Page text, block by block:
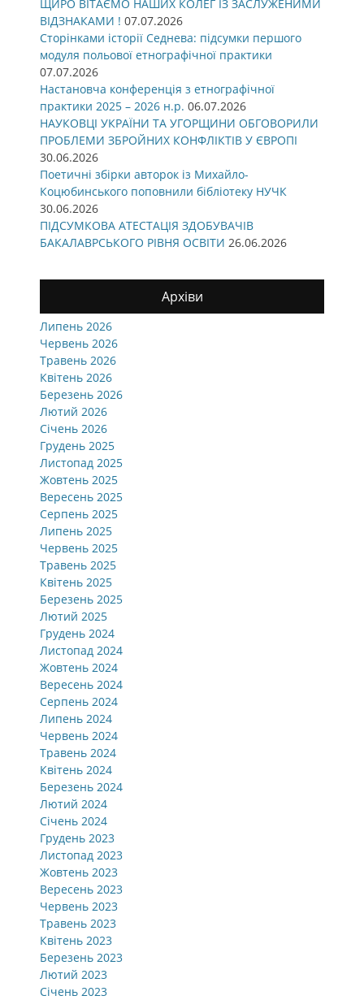
ЩИРО ВІТАЄМО НАШИХ КОЛЕГ ІЗ ЗАСЛУЖЕНИМИ
ВІДЗНАКАМИ ! 07.07.2026
Сторінками історії Седнева: підсумки першого
модуля польової етнографічної практики
07.07.2026
Настановча конференція з етнографічної
практики 2025 – 2026 н.р. 06.07.2026
НАУКОВЦІ УКРАЇНИ ТА УГОРЩИНИ ОБГОВОРИЛИ
ПРОБЛЕМИ ЗБРОЙНИХ КОНФЛІКТІВ У ЄВРОПІ
30.06.2026
Поетичні збірки авторок із Михайло-
Коцюбинського поповнили бібліотеку НУЧК
30.06.2026
ПІДСУМКОВА АТЕСТАЦІЯ ЗДОБУВАЧІВ
БАКАЛАВРСЬКОГО РІВНЯ ОСВІТИ 26.06.2026
Архіви
Липень 2026
Червень 2026
Травень 2026
Квітень 2026
Березень 2026
Лютий 2026
Січень 2026
Грудень 2025
Листопад 2025
Жовтень 2025
Вересень 2025
Серпень 2025
Липень 2025
Червень 2025
Травень 2025
Квітень 2025
Березень 2025
Лютий 2025
Грудень 2024
Листопад 2024
Жовтень 2024
Вересень 2024
Серпень 2024
Липень 2024
Червень 2024
Травень 2024
Квітень 2024
Березень 2024
Лютий 2024
Січень 2024
Грудень 2023
Листопад 2023
Жовтень 2023
Вересень 2023
Червень 2023
Травень 2023
Квітень 2023
Березень 2023
Лютий 2023
Січень 2023